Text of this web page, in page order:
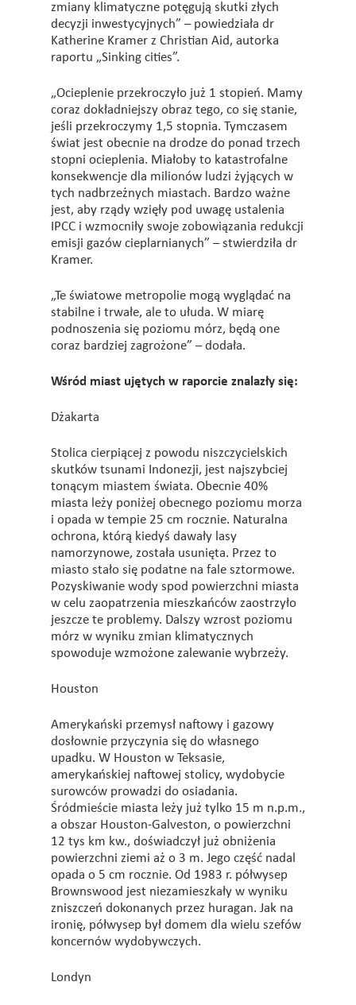
zmiany klimatyczne potęgują skutki złych
decyzji inwestycyjnych” – powiedziała dr
Katherine Kramer z Christian Aid, autorka
raportu „Sinking cities”.
„Ocieplenie przekroczyło już 1 stopień. Mamy
coraz dokładniejszy obraz tego, co się stanie,
jeśli przekroczymy 1,5 stopnia. Tymczasem
świat jest obecnie na drodze do ponad trzech
stopni ocieplenia. Miałoby to katastrofalne
konsekwencje dla milionów ludzi żyjących w
tych nadbrzeżnych miastach. Bardzo ważne
jest, aby rządy wzięły pod uwagę ustalenia
IPCC i wzmocniły swoje zobowiązania redukcji
emisji gazów cieplarnianych” – stwierdziła dr
Kramer.
„Te światowe metropolie mogą wyglądać na
stabilne i trwałe, ale to ułuda. W miarę
podnoszenia się poziomu mórz, będą one
coraz bardziej zagrożone” – dodała.
Wśród miast ujętych w raporcie znalazły się:
Dżakarta
Stolica cierpiącej z powodu niszczycielskich
skutków tsunami Indonezji, jest najszybciej
tonącym miastem świata. Obecnie 40%
miasta leży poniżej obecnego poziomu morza
i opada w tempie 25 cm rocznie. Naturalna
ochrona, którą kiedyś dawały lasy
namorzynowe, została usunięta. Przez to
miasto stało się podatne na fale sztormowe.
Pozyskiwanie wody spod powierzchni miasta
w celu zaopatrzenia mieszkańców zaostrzyło
jeszcze te problemy. Dalszy wzrost poziomu
mórz w wyniku zmian klimatycznych
spowoduje wzmożone zalewanie wybrzeży.
Houston
Amerykański przemysł naftowy i gazowy
dosłownie przyczynia się do własnego
upadku. W Houston w Teksasie,
amerykańskiej naftowej stolicy, wydobycie
surowców prowadzi do osiadania.
Śródmieście miasta leży już tylko 15 m n.p.m.,
a obszar Houston-Galveston, o powierzchni
12 tys km kw., doświadczył już obniżenia
powierzchni ziemi aż o 3 m. Jego część nadal
opada o 5 cm rocznie. Od 1983 r. półwysep
Brownswood jest niezamieszkały w wyniku
zniszczeń dokonanych przez huragan. Jak na
ironię, półwysep był domem dla wielu szefów
koncernów wydobywczych.
Londyn